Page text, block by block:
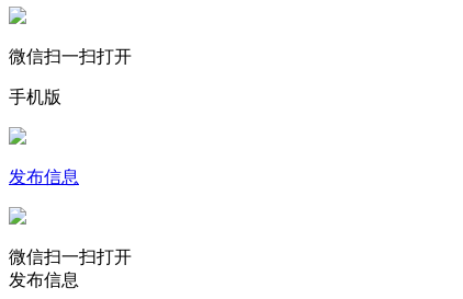
微信扫一扫打开
手机版
发布信息
微信扫一扫打开
发布信息